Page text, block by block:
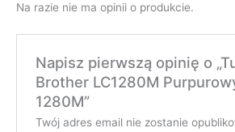
Na razie nie ma opinii o produkcie.
Napisz pierwszą opinię o
Brother LC1280M
1280M”
Twój adres email nie zostanie